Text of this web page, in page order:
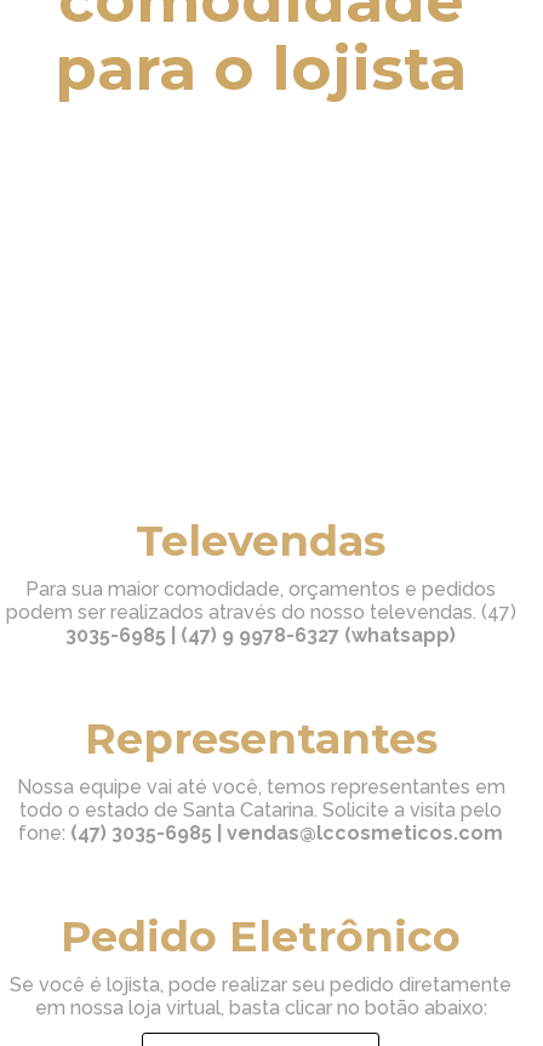
para o lojista
Televendas
Para sua maior comodidade, orçamentos e pedidos
podem ser realizados através do nosso televendas. (47)
3035-6985 | (47) 9 9978-6327 (whatsapp)
Representantes
Nossa equipe vai até você, temos representantes em
todo o estado de Santa Catarina. Solicite a visita pelo
fone: (47) 3035-6985 | vendas@lccosmeticos.com
Pedido Eletrônico
Se você é lojista, pode realizar seu pedido diretamente
em nossa loja virtual, basta clicar no botão abaixo: